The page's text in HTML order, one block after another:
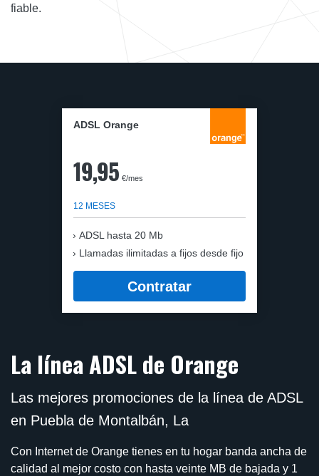
fiable.
ADSL Orange
19,95 €/mes
12 MESES
ADSL hasta 20 Mb
Llamadas ilimitadas a fijos desde fijo
Contratar
La línea ADSL de Orange
Las mejores promociones de la línea de ADSL
en Puebla de Montalbán, La
Con Internet de Orange tienes en tu hogar banda ancha de
calidad al mejor costo con hasta veinte MB de bajada y 1